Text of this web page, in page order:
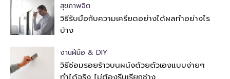
สุขภาพจิต
วิธีรับมือกับความเครียดอย่างได้ผลทำอย่างไร
บ้าง
งานฝีมือ & DIY
วิธีซ่อมรอยร้าวบนผนังด้วยตัวเองแบบง่ายๆ